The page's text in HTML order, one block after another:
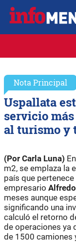
Nota Principal
Uspallata
servicio
al turismo y
(Por Carla Luna)
m2, se emplaza la
país que
empresario
meses aunque
significando una
calculó el retorno
de operaciones ya
de 1500 camiones